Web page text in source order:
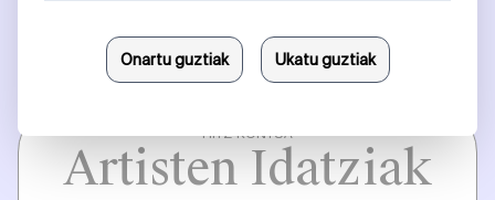
02/01/2023
HITZ-KONTUA
Artisten Idatziak